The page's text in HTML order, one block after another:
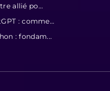
allié po...
: comme...
: fondam...